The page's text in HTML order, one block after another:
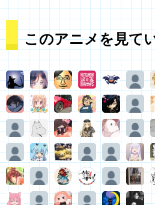
このアニメを見て